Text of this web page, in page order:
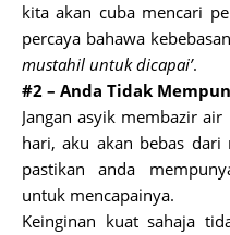
kita akan cuba mencari
percaya bahawa
mustahil untuk dicapai’.
#2 – Anda Tidak
Jangan asyik membazir
hari, aku akan bebas dari
pastikan anda
untuk mencapainya.
Keinginan kuat sahaja